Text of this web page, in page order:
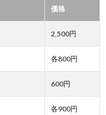
価格
2,500円
各800円
600円
各900円